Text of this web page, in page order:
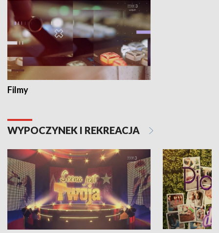
Filmy
WYPOCZYNEK I REKREACJA